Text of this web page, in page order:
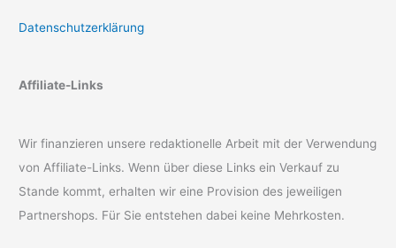
Datenschutzerklärung
Affiliate-Links
Wir finanzieren unsere redaktionelle Arbeit mit der Verwendung
von Affiliate-Links. Wenn über diese Links ein Verkauf zu
Stande kommt, erhalten wir eine Provision des jeweiligen
Partnershops. Für Sie entstehen dabei keine Mehrkosten.